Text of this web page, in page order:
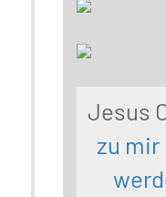
Jesus
zu mir